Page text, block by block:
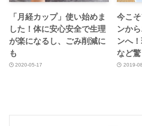
「月経カップ」使い始めま
した！体に安心安全で生理
が楽になるし、ごみ削減に
も
2020-05-17
今こ
ンか
ンへ
など
2019-